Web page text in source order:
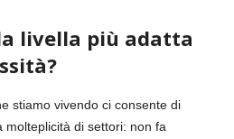
livella più adatta
stiamo vivendo ci consente di
di settori: non fa